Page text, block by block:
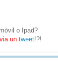
o Ipad?
un tweet!?!